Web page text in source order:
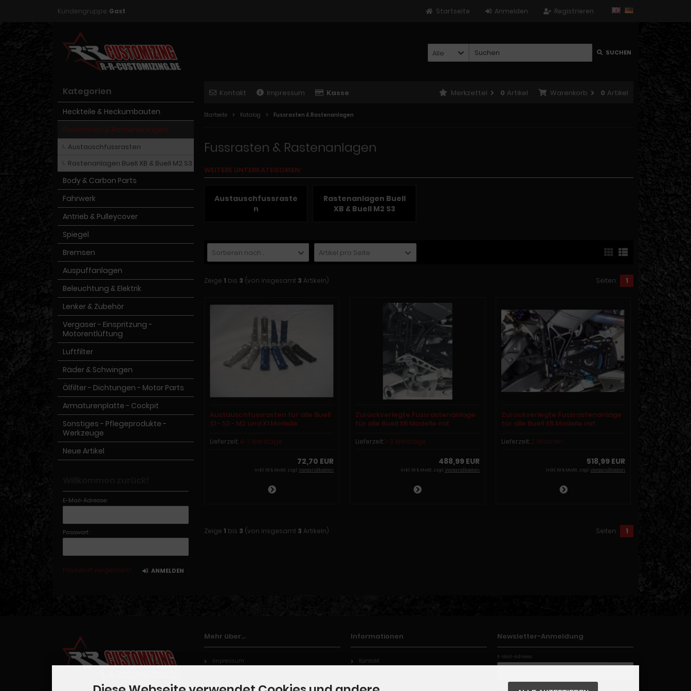
Kundengruppe: Gast Registrieren
Anmelden
Startseite
Alle SUCHEN
Kontakt Impressum Kasse Warenkorb 0 Artikel
Merkzettel 0 Artikel
Startseite Katalog Fussrasten & Rastenanlagen
Fussrasten & Rastenanlagen
WEITERE UNTERKATEGORIEN:
Austauschfussraste
n
Rastenanlagen Buell
XB & Buell M2 S3
Sortieren nach ... Artikel pro Seite
Zeige 1 bis 3 (von insgesamt 3 Artikeln) Seiten: 1
Austauschfussrasten für alle Buell
S1 - S3 - M2 und X1 Modelle
Lieferzeit: 4-7 Werktage
72,70 EUR
inkl. 19 % MwSt. zzgl.Versandkosten
Zurückverlegte Fussrastenanlage
für alle Buell XB Modelle mit
Lieferzeit:1-3 Werktage
488,99 EUR
inkl. 19 % MwSt. zzgl.Versandkosten
Zurückverlegte Fussrastenanlage
für alle Buell XB Modelle mit
Serie.
Lieferzeit:2 Wochen
518,99 EUR
inkl. 19 % MwSt. zzgl.Versandkosten
Zeige 1 bis 3 (von insgesamt 3 Artikeln) Seiten: 1
Kategorien
Heckteile & Heckumbauten
Fussrasten & Rastenanlagen
Austauschfussrasten
Rastenanlagen Buell XB & Buell M2 S3
Body & Carbon Parts
Fahrwerk
Antrieb & Pulleycover
Spiegel
Bremsen
Auspuffanlagen
Beleuchtung & Elektrik
Lenker & Zubehör
Vergaser - Einspritzung -
Motorentlüftung
Luftfilter
Räder & Schwingen
Ölfilter - Dichtungen - Motor Parts
Armaturenplatte - Cockpit
Sonstiges - Pflegeprodukte -
Werkzeuge
Neue Artikel
E-Mail-Adresse:
Passwort:
Passwort vergessen? ANMELDEN
Mehr über...
Impressum
Informationen
Kontakt
Newsletter-Anmeldung
E-Mail-Adresse:
Der Newsletter kann jederzeit hier oder in Ihrem Kunden